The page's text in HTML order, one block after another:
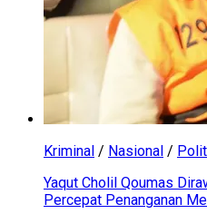
Kriminal / Nasional /
Yaqut Cholil Qoumas
Percepat Penanganan